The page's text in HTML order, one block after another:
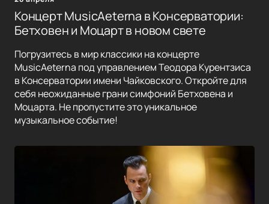
Концерт MusicAeterna в Консерватории:
Бетховен и Моцарт в новом свете
Погрузитесь в мир классики на концерте
MusicAeterna под управлением Теодора Курентзиса
в Консерватории имени Чайковского. Откройте для
себя неожиданные грани симфоний Бетховена и
Моцарта. Не пропустите это уникальное
музыкальное событие!